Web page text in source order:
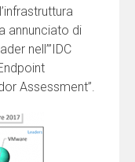
annunciato di
nell’”IDC
Assessment”.